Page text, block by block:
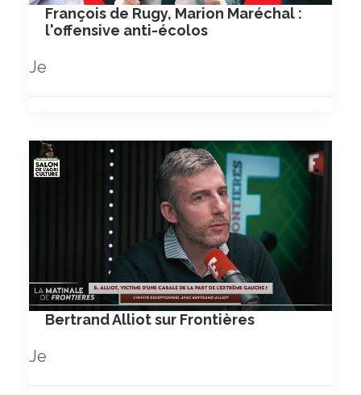
François de Rugy, Marion Maréchal :
l'offensive anti-écolos
Je
Bertrand Alliot sur Frontières
Je